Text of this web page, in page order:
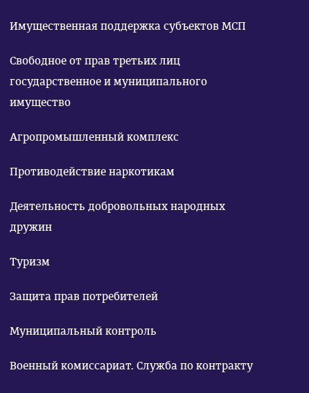
Имущественная поддержка субъектов МСП
Свободное от прав третьих лиц
государственное и муниципального
имущество
Агропромышленный комплекс
Противодействие наркотикам
Деятельность добровольных народных
дружин
Туризм
Защита прав потребителей
Муниципальный контроль
Военный комиссариат. Служба по контракту